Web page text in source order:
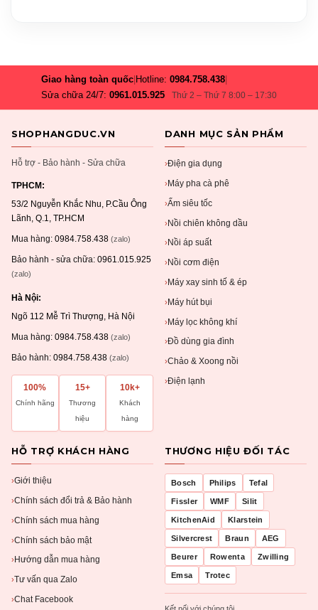
Giao hàng toàn quốc Hotline:0984.758.438
Sửa chữa 24/7:0961.015.925 Thứ 2 – Thứ 7 8:00 – 17:30
SHOPHANGDUC.VN
Hỗ trợ - Bảo hành - Sửa chữa
TPHCM:
53/2 Nguyễn Khắc Nhu, P.Cầu Ông
Lãnh, Q.1, TP.HCM
Mua hàng: 0984.758.438 (zalo)
Bảo hành - sửa chữa: 0961.015.925
(zalo)
Hà Nội:
Ngõ 112 Mễ Trì Thượng, Hà Nội
Mua hàng: 0984.758.438 (zalo)
Bảo hành: 0984.758.438 (zalo)
100%
Chính hãng
15+
Thương
hiệu
10k+
Khách
hàng
DANH MỤC SẢN PHẨM
›Điện gia dụng
› Máy pha cà phê
›Ấm siêu tốc
›Nồi chiên không dầu
› Nồi áp suất
› Nồi cơm điện
› Máy xay sinh tố & ép
›Máy hút bụi
›Máy lọc không khí
›Đồ dùng gia đình
›Chảo & Xoong nồi
›Điện lạnh
HỖ TRỢ KHÁCH HÀNG
›Giới thiệu
›Chính sách đổi trả & Bảo hành
›Chính sách mua hàng
›Chính sách bảo mật
› Hướng dẫn mua hàng
›Tư vấn qua Zalo
›Chat Facebook
THƯƠNG HIỆU ĐỐI TÁC
Bosch Philips Tefal
Fissler WMF Silit
KitchenAid Klarstein
Silvercrest Braun AEG
Beurer Rowenta Zwilling
Emsa Trotec